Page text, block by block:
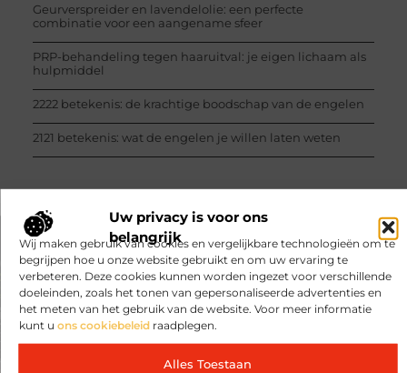
Uw privacy is voor ons
belangrijk
Wij maken gebruik van cookies en vergelijkbare technologieën om te
begrijpen hoe u onze website gebruikt en om uw ervaring te
verbeteren. Deze cookies kunnen worden ingezet voor verschillende
doeleinden, zoals het tonen van gepersonaliseerde advertenties en
het meten van het gebruik van de website. Voor meer informatie
kunt u ons cookiebeleidraadplegen.
Alles Toestaan
Geurverspreider en lavendelolie: een perfecte
combinatie voor een aangename sfeer
PRP-behandeling tegen haaruitval: je eigen lichaam als
hulpmiddel
2222 betekenis: de krachtige boodschap van de engelen
2121 betekenis: wat de engelen je willen laten weten
VORIGE
Ontdek de ultieme BBQ-ervaring met Beimer's keukengerei selectie
VOLGENDE
Tips voor inclusief ondernemen